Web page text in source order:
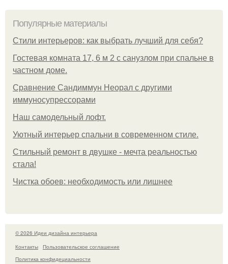
Популярные материалы
Стили интерьеров: как выбрать лучший для себя?
Гостевая комната 17, 6 м 2 с санузлом при спальне в
частном доме.
Сравнение Сандиммун Неорал с другими
иммуносупрессорами
Наш самодельный лофт.
Уютный интерьер спальни в современном стиле.
Стильный ремонт в двушке - мечта реальностью
стала!
Чистка обоев: необходимость или лишнее
© 2026 Идеи дизайна интерьера
Контакты
Пользовательское соглашение
Политика конфидециальности